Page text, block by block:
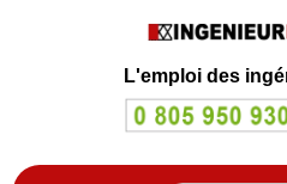
L'emploi des